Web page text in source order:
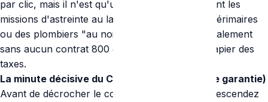
par clic, mais il n'est qu'un "Standard" renvoyant les
missions d'astreinte au lance-pierre vers des intérimaires
ou des plombiers "au noir" qui factureront brutalement
sans aucun contrat 800 euros sans même le papier des
taxes.
La minute décisive du Ctrl+F (La recherche de garantie)
Avant de décrocher le combiné téléphonique, descendez